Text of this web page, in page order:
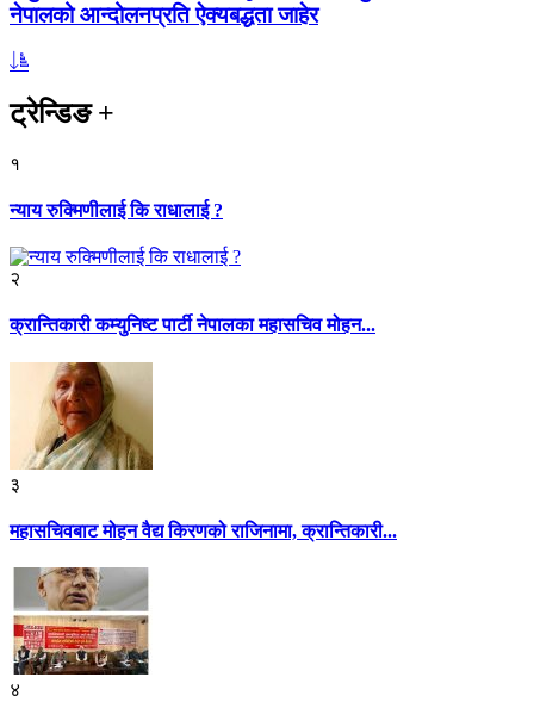
नेपालको आन्दोलनप्रति ऐक्यबद्धता जाहेर
ट्रेन्डिङ+
१
न्याय रुक्मिणीलाई कि राधालाई ?
२
क्रान्तिकारी कम्युनिष्ट पार्टी नेपालका महासचिव मोहन...
३
महासचिवबाट मोहन वैद्य किरणको राजिनामा, क्रान्तिकारी...
४